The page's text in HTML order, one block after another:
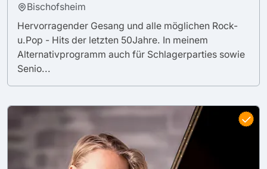
Bischofsheim
Hervorragender Gesang und alle möglichen Rock-
u.Pop - Hits der letzten 50Jahre. In meinem
Alternativprogramm auch für Schlagerparties sowie
Senio...